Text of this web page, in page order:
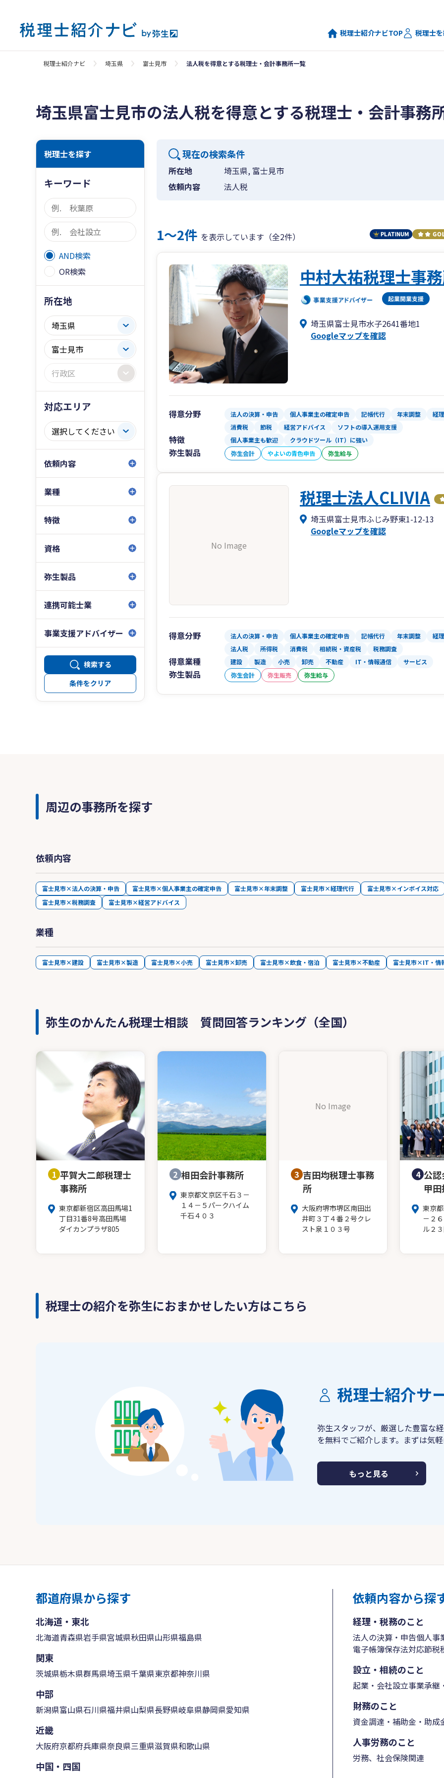
税理士紹介ナビTOP 税理士
税理士紹介ナビ 埼玉県 富士見市 法人税を得意とする税理士・会計事務所一覧
埼玉県富士見市の法人税を得意とする税理士・会計事務
税理士を探す
キーワード
AND検索
OR検索
所在地
対応エリア
依頼内容
業種
特徴
資格
弥生製品
連携可能士業
事業支援アドバイザー
検索する
条件をクリア
現在の検索条件
所在地
埼玉県, 富士見市
依頼内容
法人税
1〜2件 を表示しています（全2件）
中村大祐税理士事
埼玉県富士見市水子2641番地1
Googleマップを確認
得意分野 法人の決算・申告 個人事業主の確定申告 記帳代行 年末調整 経
消費税
節税 経営アドバイス ソフトの導入運用支援
特徴 個人事業主も歓迎 クラウドツール（IT）に強い
弥生製品 弥生会計 やよいの青色申告 弥生給与
No Image
税理士法人CLIVIA
埼玉県富士見市ふじみ野東1-12-13
Googleマップを確認
得意分野 法人の決算・申告 個人事業主の確定申告 記帳代行 年末調整 経
法人税
所得税 消費税 相続税・資産税 税務調査
得意業種 建設 製造 小売 卸売 不動産 IT・情報通信 サービス
弥生製品 弥生会計 弥生販売 弥生給与
周辺の事務所を探す
依頼内容
富士見市×法人の決算・申告 富士見市×個人事業主の確定申告 富士見市×年末調整 富士見市×経理代行 富士見市×インボイス対応
富士見市×税務調査
富士見市×経営アドバイス
業種
富士見市×建設 富士見市×製造 富士見市×小売 富士見市×卸売 富士見市×飲食・宿泊 富士見市×不動産 富士見市×IT・情
弥生のかんたん税理士相談 質問回答ランキング（全国）
1 平賀大二郎税理士
事務所
東京都新宿区高田馬場1
丁目31番8号高田馬場
ダイカンプラザ805
2 相田会計事務所
東京都文京区千石３－
１４－５パークハイム
千石４０３
No Image
3 吉田均税理士事務
所
大阪府堺市堺区南田出
井町３丁４番２号クレ
スト泉１０３号
4 公
甲
東京
－２
ル２
税理士の紹介を弥生におまかせしたい方はこちら
税理士紹介サ
弥生スタッフが、厳選した豊富な
を無料でご紹介します。まずは気
もっと見る
都道府県から探す
北海道・東北
北海道青森県岩手県宮城県秋田県山形県福島県
関東
茨城県栃木県群馬県埼玉県千葉県東京都神奈川県
中部
新潟県富山県石川県福井県山梨県長野県岐阜県静岡県愛知県
近畿
大阪府京都府兵庫県奈良県三重県滋賀県和歌山県
中国・四国
依頼内容から探
経理・税務のこと
法人の決算・申告個人事
電子帳簿保存法対応節税
設立・相続のこと
起業・会社設立事業承継
財務のこと
資金調達・補助金・助成
人事労務のこと
労務、社会保険関連